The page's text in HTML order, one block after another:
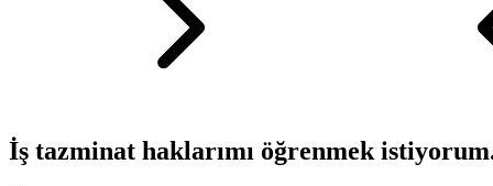
İş tazminat haklarımı öğrenmek